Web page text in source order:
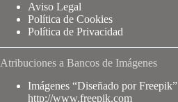
Aviso Legal
Política de Cookies
Política de Privacidad
Atribuciones a Bancos de Imágenes
Imágenes “Diseñado por Freepik”
http://www.freepik.com